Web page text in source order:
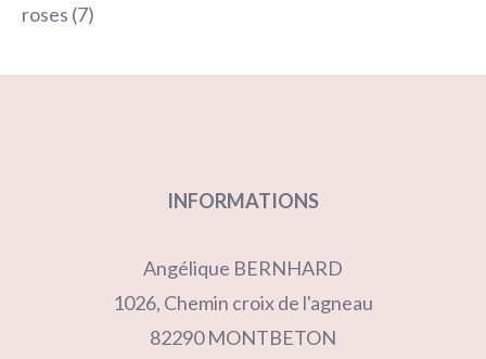
roses 77
INFORMATIONS
Angélique BERNHARD
1026, Chemin croix de l'agneau
82290 MONTBETON